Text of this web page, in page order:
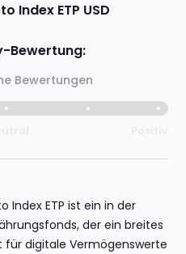
Index ETP USD
Bewertung:
Bewertungen
Index ETP ist ein in der
der ein breites
digitale Vermögenswerte